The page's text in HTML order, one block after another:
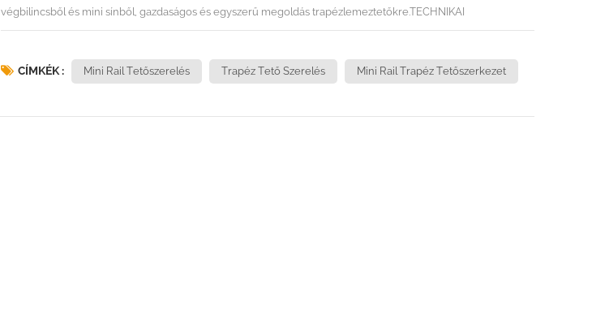
végbilincsből és mini sínből, gazdaságos és egyszerű megoldás trapézlemeztetőkre.TECHNIKAI
INFORMÁCIÓTelepítési hely: trapéz alakú fémlemezDőlésszög: a tetővel egyenértékű (10-60 fok)Épület
CÍMKÉK : Mini Rail Tetőszerelés Trapéz Tető Szerelés Mini Rail Trapéz Tetőszerkezet